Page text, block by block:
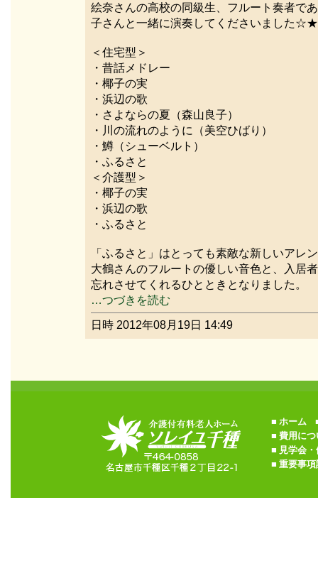
絵奈さんの高校の同級生、フルート奏者で
子さんと一緒に演奏してくださいました☆★
＜住宅型＞
・昔話メドレー
・椰子の実
・浜辺の歌
・さよならの夏（森山良子）
・川の流れのように（美空ひばり）
・鱒（シューベルト）
・ふるさと
＜介護型＞
・椰子の実
・浜辺の歌
・ふるさと
「ふるさと」はとっても素敵な新しいアレ
大鶴さんのフルートの優しい音色と、入居
忘れさせてくれるひとときとなりました。
…つづきを読む
日時 2012年08月19日 14:49
■ ホーム
■ 費用につ
■ 見学会
■ 重要事項